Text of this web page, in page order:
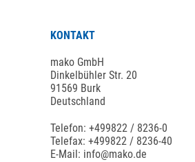
KONTAKT
mako GmbH
Dinkelbühler Str. 20
91569 Burk
Deutschland
Telefon: +499822 / 8236-0
Telefax: +499822 / 8236-40
E-Mail: info@mako.de